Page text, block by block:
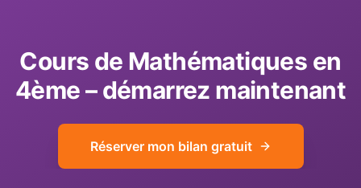
Cours de Mathématiques en
4ème– démarrez maintenant
Réserver mon bilan gratuit